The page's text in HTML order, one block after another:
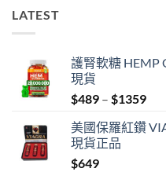
LATEST
護腎軟糖 HEMP
現貨
$489 – $1359Price
美國保羅紅鑽
現貨正品
$649